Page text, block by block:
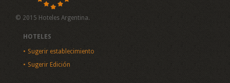
© 2015 Hoteles Argentina.
HOTELES
Sugerir establecimiento
Sugerir Edición